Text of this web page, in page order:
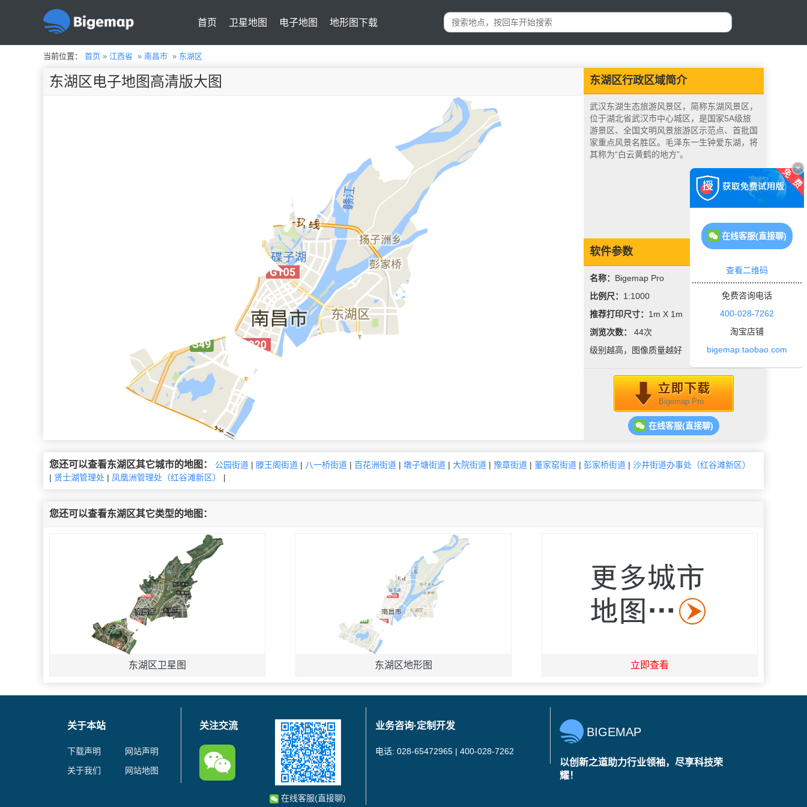
首页 卫星地图 电子地图 地形图下载
当前位置： 首页 » 江西省 » 南昌市 » 东湖区
东湖区行政区域简介
武汉东湖生态旅游风景区，简称东湖风景区，
位于湖北省武汉市中心城区，是国家5A级旅
游景区、全国文明风景旅游区示范点、首批国
家重点风景名胜区。毛泽东一生钟爱东湖，将
其称为“白云黄鹤的地方”。
软件参数
名称： Bigemap Pro
比例尺： 1:1000
推荐打印尺寸： 1m X 1m
浏览次数： 44次
级别越高，图像质量越好
Bigemap Pro
在线客服(直接聊)
东湖区电子地图高清版大图
您还可以查看东湖区其它城市的地图： 公园街道 | 滕王阁街道 | 八一桥街道 | 百花洲街道 | 墩子塘街道 | 大院街道 | 豫章街道 | 董家窑街道 | 彭家桥街道 | 沙井街道办事处（红谷滩新区）
| 贤士湖管理处 | 凤凰洲管理处（红谷滩新区） |
您还可以查看东湖区其它类型的地图：
东湖区卫星图 东湖区地形图 立即查看
关于本站
下载声明
网站声明
关于我们
网站地图
关注交流
在线客服(直接聊)
业务咨询·定制开发
电话: 028-65472965 | 400-028-7262
BIGEMAP
以创新之道助力行业领袖，尽享科技荣
耀！
在线客服(直接聊)
查看二维码
免费咨询电话
400-028-7262
淘宝店铺
bigemap.taobao.com